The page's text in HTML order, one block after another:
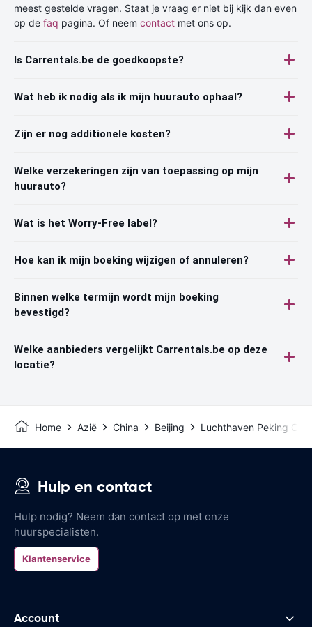
meest gestelde vragen. Staat je vraag er niet bij kijk dan even
op de faq pagina. Of neem contact met ons op.
Is Carrentals.be de goedkoopste?
Wat heb ik nodig als ik mijn huurauto ophaal?
Zijn er nog additionele kosten?
Welke verzekeringen zijn van toepassing op mijn
huurauto?
Wat is het Worry-Free label?
Hoe kan ik mijn boeking wijzigen of annuleren?
Binnen welke termijn wordt mijn boeking
bevestigd?
Welke aanbieders vergelijkt Carrentals.be op deze
locatie?
Home Azië China Beijing Luchthaven Peking
Hulp en contact
Hulp nodig? Neem dan contact op met onze
huurspecialisten.
Klantenservice
Account